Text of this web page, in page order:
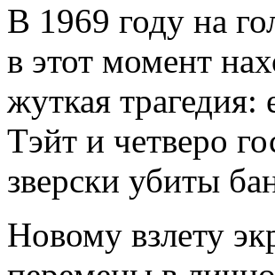
В 1969 году на
в этот момент
жуткая
Тэйт и четверо
зверски убиты
Новому взлету